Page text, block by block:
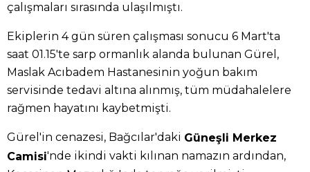
çalışmaları sırasında ulaşılmıştı.
Ekiplerin 4 gün süren çalışması sonucu 6 Mart'ta
saat 01.15'te sarp ormanlık alanda bulunan Gürel,
Maslak Acıbadem Hastanesinin yoğun bakım
servisinde tedavi altına alınmış, tüm müdahalelere
rağmen hayatını kaybetmişti.
Gürel'in cenazesi, Bağcılar'daki Güneşli Merkez
Camisi'nde ikindi vakti kılınan namazın ardından,